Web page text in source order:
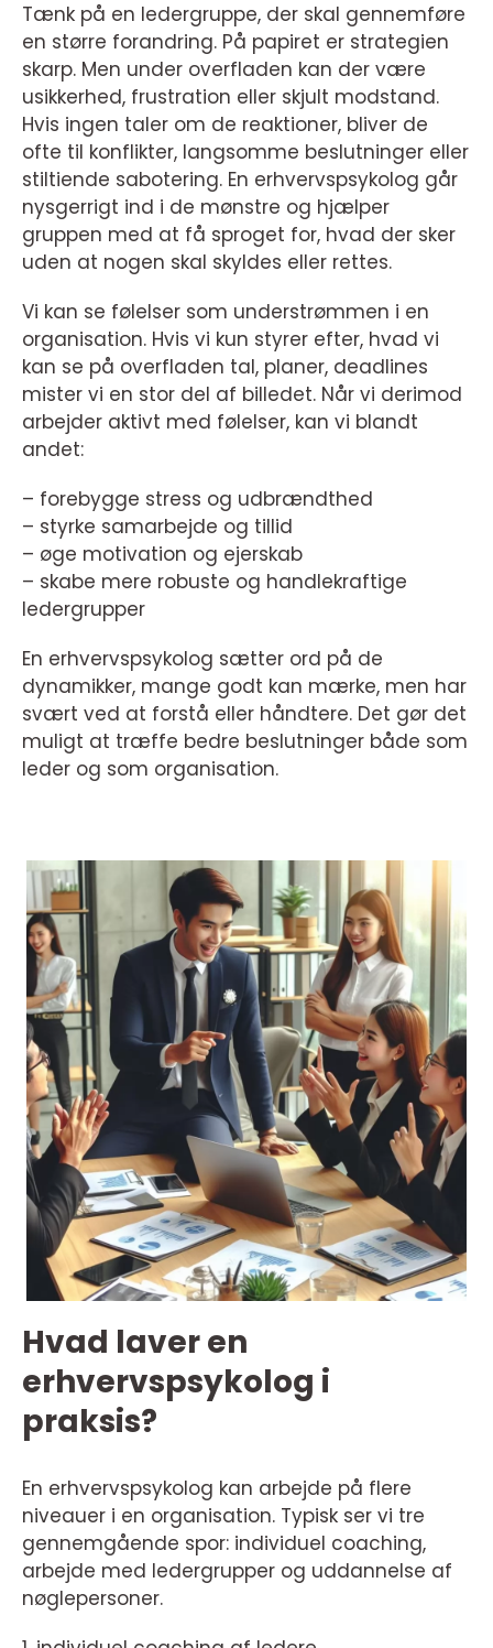
Tænk på en ledergruppe, der skal gennemføre
en større forandring. På papiret er strategien
skarp. Men under overfladen kan der være
usikkerhed, frustration eller skjult modstand.
Hvis ingen taler om de reaktioner, bliver de
ofte til konflikter, langsomme beslutninger eller
stiltiende sabotering. En erhvervspsykolog går
nysgerrigt ind i de mønstre og hjælper
gruppen med at få sproget for, hvad der sker
uden at nogen skal skyldes eller rettes.
Vi kan se følelser som understrømmen i en
organisation. Hvis vi kun styrer efter, hvad vi
kan se på overfladen tal, planer, deadlines
mister vi en stor del af billedet. Når vi derimod
arbejder aktivt med følelser, kan vi blandt
andet:
– forebygge stress og udbrændthed
– styrke samarbejde og tillid
– øge motivation og ejerskab
– skabe mere robuste og handlekraftige
ledergrupper
En erhvervspsykolog sætter ord på de
dynamikker, mange godt kan mærke, men har
svært ved at forstå eller håndtere. Det gør det
muligt at træffe bedre beslutninger både som
leder og som organisation.
Hvad laver en
erhvervspsykolog i
praksis?
En erhvervspsykolog kan arbejde på flere
niveauer i en organisation. Typisk ser vi tre
gennemgående spor: individuel coaching,
arbejde med ledergrupper og uddannelse af
nøglepersoner.